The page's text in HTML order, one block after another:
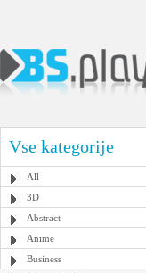
Vse kategorije
All
3D
Abstract
Anime
Business